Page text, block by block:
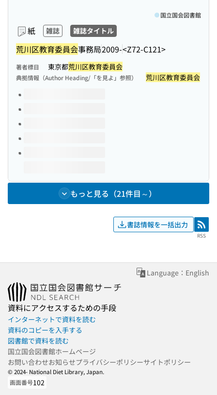
紙 雑誌 雑誌タイトル
荒川区教育委員会事務局2009-<Z72-C121>
国立国会図書館
著者標目 東京都荒川区教育委員会
典拠情報（Author Heading/「を見よ」参照） 荒川区教育委員会
このタイトルの巻号
もっと見る（21件目～）
書誌情報を一括出力 RSS
RSS
Language：English
資料にアクセスするための手段
インターネットで資料を読む
資料のコピーを入手する
図書館で資料を読む
国立国会図書館ホームページ
お問い合わせお知らせプライバシーポリシーサイトポリシー
© 2024- National Diet Library, Japan.
画面番号102